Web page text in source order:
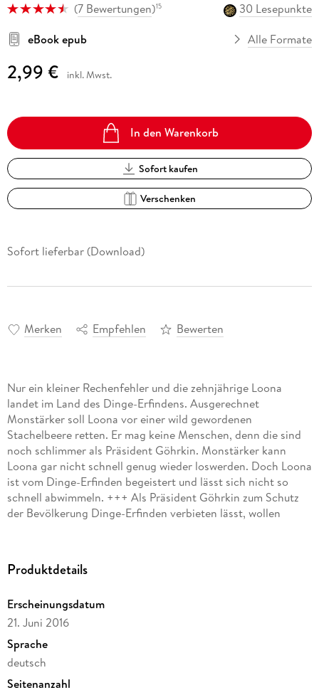
(7 Bewertungen)15
30 Lesepunkte
eBook epub
Alle Formate
2,99 € inkl. Mwst.
In den Warenkorb
Sofort kaufen
Verschenken
Sofort lieferbar (Download)
Merken Empfehlen Bewerten
Nur ein kleiner Rechenfehler und die zehnjährige Loona
landet im Land des Dinge-Erfindens. Ausgerechnet
Monstärker soll Loona vor einer wild gewordenen
Stachelbeere retten. Er mag keine Menschen, denn die sind
noch schlimmer als Präsident Göhrkin. Monstärker kann
Loona gar nicht schnell genug wieder loswerden. Doch Loona
ist vom Dinge-Erfinden begeistert und lässt sich nicht so
schnell abwimmeln. +++ Als Präsident Göhrkin zum Schutz
der Bevölkerung Dinge-Erfinden verbieten lässt, wollen
überzeugen? Und dann ist da noch die Sache mit dem
alles um die Frage dreht: Gibt es irgendwann keine Ideen
mehr? +++ Für Leserinnen und Leser ab 8 Jahren und alle
großen Fantasten! +++ "Ein absolut fantastisches Buch für
Kinder und Erwachsene", Anna K. +++ "Ich will auch Dinge
erfinden", Paul T. +++ "Meine Kinder lieben Monstärker und
Loona. Spannend, fantasievoll, tiefgründig - ein echter
Produktdetails
Erscheinungsdatum
21. Juni 2016
Sprache
deutsch
Seitenanzahl